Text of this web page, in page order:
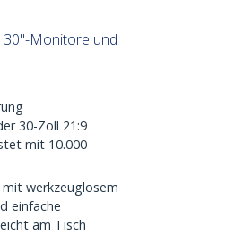
30"-Monitore und
30-Zoll 21:9
mit 10.000
mit werkzeuglosem
einfache
am Tisch